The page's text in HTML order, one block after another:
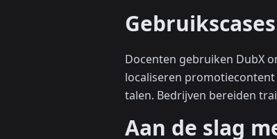
Docenten gebruiken DubX
localiseren
talen. Bedrijven bereiden
Aan de slag